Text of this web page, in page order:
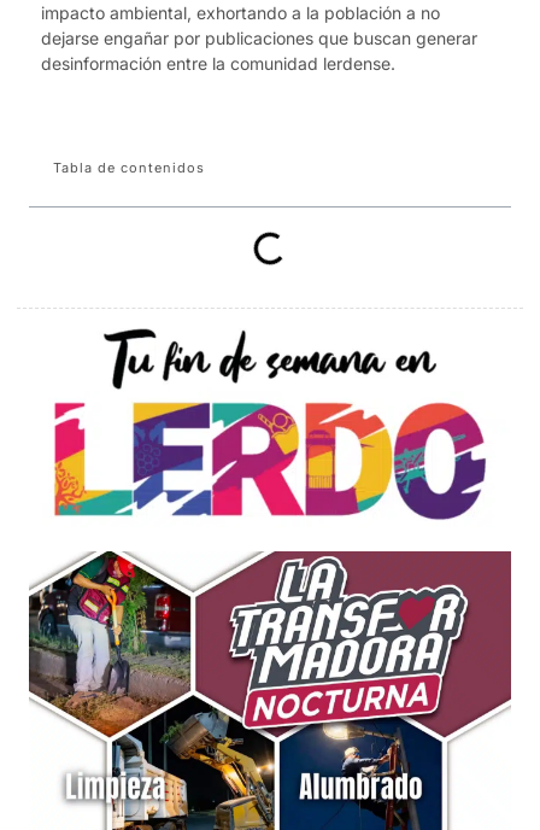
impacto ambiental, exhortando a la población a no
dejarse engañar por publicaciones que buscan generar
desinformación entre la comunidad lerdense.
Tabla de contenidos